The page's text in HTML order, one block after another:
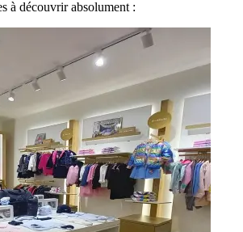
à découvrir absolument :